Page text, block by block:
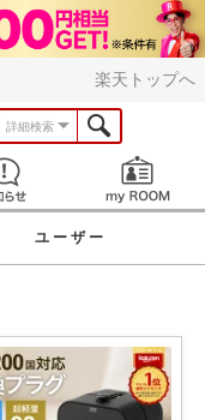
楽天トップへ
詳細検索
お知らせ
ユーザー